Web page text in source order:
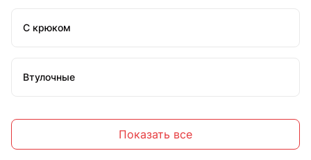
С крюком
Втулочные
Показать все